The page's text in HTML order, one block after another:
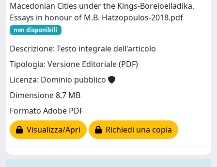
Macedonian Cities under the Kings-Boreioelladika,
Essays in honour of M.B. Hatzopoulos-2018.pdf
non disponibili
Descrizione: Testo integrale dell'articolo
Tipologia: Versione Editoriale (PDF)
Licenza: Dominio pubblico
Dimensione 8.7 MB
Formato Adobe PDF
Visualizza/Apri
Richiedi una copia